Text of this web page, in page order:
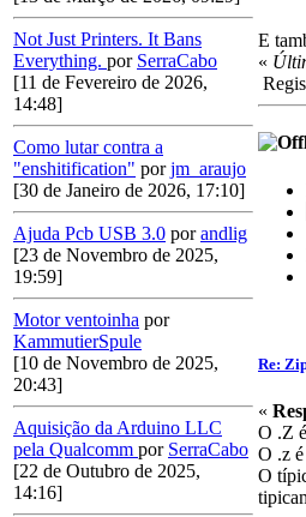
Not Just Printers. It Bans
Everything. por SerraCabo
[11 de Fevereiro de 2026,
14:48]
Como lutar contra a
"enshitification" porjm_araujo
[30 de Janeiro de 2026, 17:10]
Ajuda Pcb USB 3.0 porandlig
[23 de Novembro de 2025,
19:59]
Motor ventoinha por
KammutierSpule
[10 de Novembro de 2025,
20:43]
Aquisição da Arduino LLC
pela Qualcomm por SerraCabo
[22 de Outubro de 2025,
14:16]
E
«
Re:
«
O .Z
O .z
O